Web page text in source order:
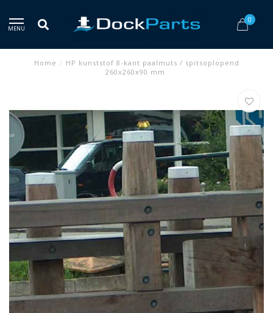
MENU
0
Home / HP kunststof 8-kant paalmuts / spitsoplopend
260x260x90 mm